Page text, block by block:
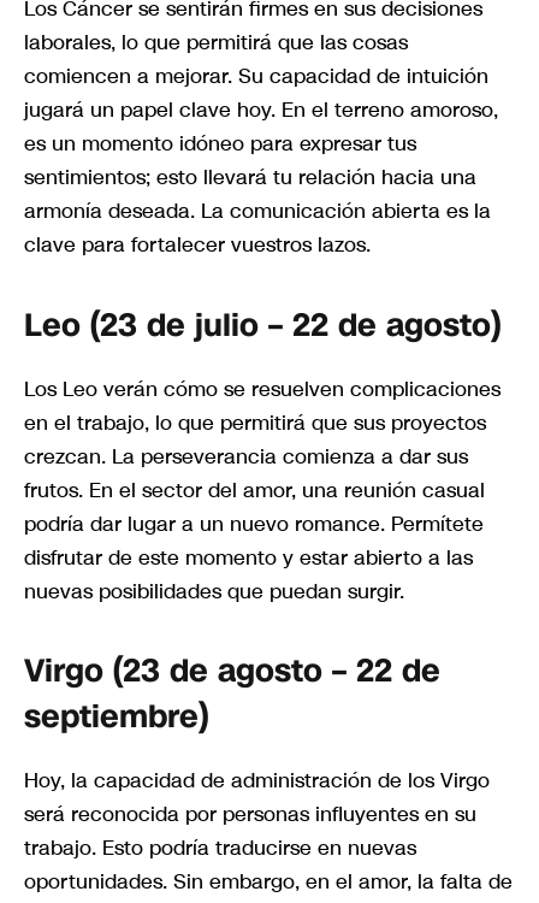
Los Cáncer se sentirán firmes en sus decisiones
laborales, lo que permitirá que las cosas
comiencen a mejorar. Su capacidad de intuición
jugará un papel clave hoy. En el terreno amoroso,
es un momento idóneo para expresar tus
sentimientos; esto llevará tu relación hacia una
armonía deseada. La comunicación abierta es la
clave para fortalecer vuestros lazos.
Leo (23 de julio – 22 de agosto)
Los Leo verán cómo se resuelven complicaciones
en el trabajo, lo que permitirá que sus proyectos
crezcan. La perseverancia comienza a dar sus
frutos. En el sector del amor, una reunión casual
podría dar lugar a un nuevo romance. Permítete
disfrutar de este momento y estar abierto a las
nuevas posibilidades que puedan surgir.
Virgo (23 de agosto – 22 de
septiembre)
Hoy, la capacidad de administración de los Virgo
será reconocida por personas influyentes en su
trabajo. Esto podría traducirse en nuevas
oportunidades. Sin embargo, en el amor, la falta de